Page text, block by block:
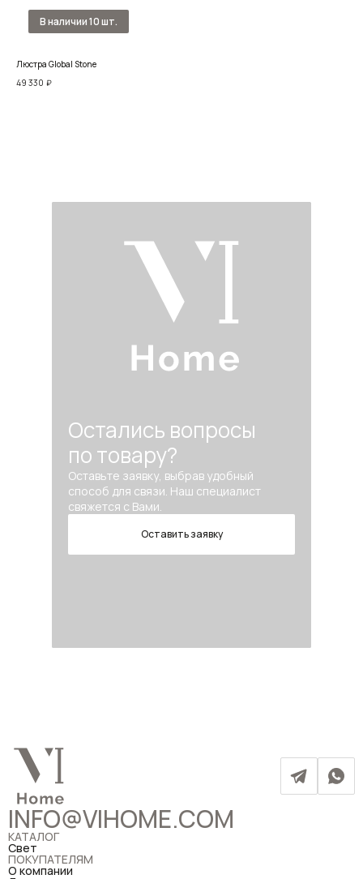
Люстра Global Stone
49 330 ₽
Остались вопросы
по товару?
Оставьте заявку, выбрав удобный
способ для связи. Наш специалист
свяжется с Вами.
Оставить заявку
INFO@VIHOME.COM
КАТАЛОГ
Свет
ПОКУПАТЕЛЯМ
О компании